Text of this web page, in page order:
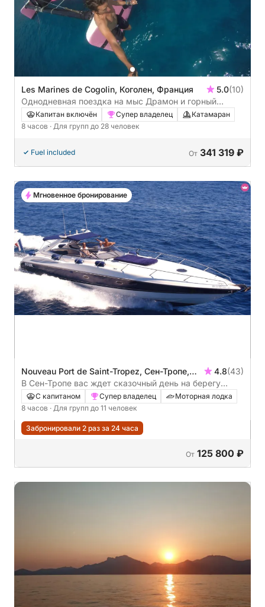
Les Marines de Cogolin, Коголен, Франция 5.0(10)
Однодневная поездка на мыс Драмон и горный
массив Эстерель: Золотой остров
Капитан включён Супер владелец
Катамаран
8 часов · Для групп до 28 человек
Fuel included От 341 319 ₽
Nouveau Port de Saint-Tropez, Сен-Тропе,
Франция
4.8(43)
В Сен-Тропе вас ждет сказочный день на берегу
залива Сен-Тропе и в его окрестностях: роскошь,
комфорт и захватывающие виды.
С капитаном Супер владелец
Моторная лодка
8 часов · Для групп до 11 человек
Забронировали 2 раз за 24 часа
От 125 800 ₽
Мгновенное бронирование